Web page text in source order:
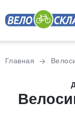
Главная
оплату
без